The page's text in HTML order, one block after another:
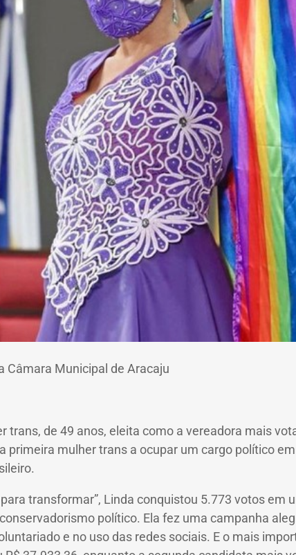
Câmara Municipal de Aracaju
trans, de 49 anos, eleita como a vereadora mais
primeira mulher trans a ocupar um cargo político
transformar”, Linda conquistou 5.773 votos em
político. Ela fez uma campanha
e no uso das redes sociais. E o mais